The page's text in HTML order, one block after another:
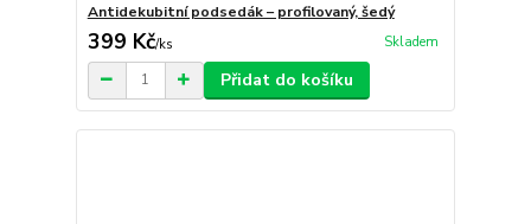
Antidekubitní podsedák – profilovaný, šedý
399 Kč/ks Skladem
Přidat do košíku